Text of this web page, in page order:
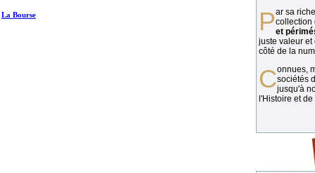
La Bourse Par sa richesse et sa diversité, lacollection
et
juste valeur et
côté de la
Connues, méconnues, ou inconnues, lessociétés
jusqu'à
l'Histoire et